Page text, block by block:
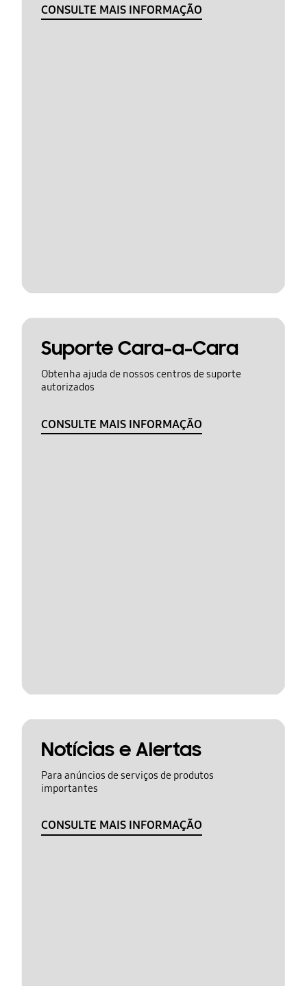
CONSULTE MAIS INFORMAÇÃO
Suporte Cara-a-Cara
Obtenha ajuda de nossos centros de suporte
autorizados
CONSULTE MAIS INFORMAÇÃO
Notícias e Alertas
Para anúncios de serviços de produtos
importantes
CONSULTE MAIS INFORMAÇÃO